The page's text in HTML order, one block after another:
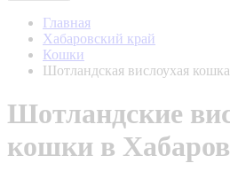
Главная
Хабаровский край
Кошки
Шотландская вислоухая кошка
Шотландские
кошки в